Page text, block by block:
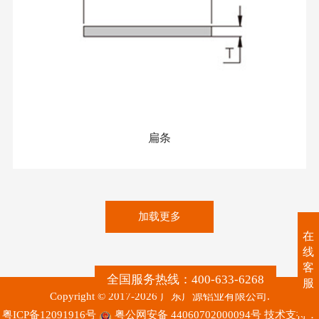
全国服务热线：400-633-6268
扁条
加载更多
Copyright © 2017-2026 广东广源铝业有限公司.
粤ICP备12091916号
粤公网安备 44060702000094号 技术支持：
在
线
客
服